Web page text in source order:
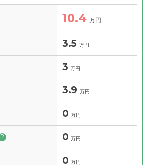
10.4 万円
3.5 万円
3 万円
3.9 万円
0 万円
? 0 万円
0 万円